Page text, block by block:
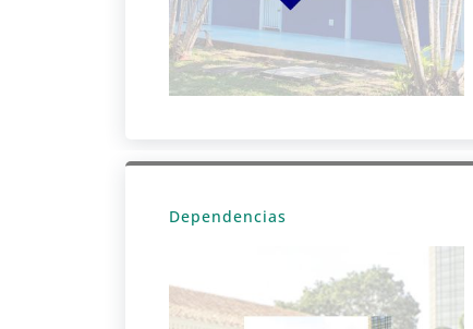
Dependencias